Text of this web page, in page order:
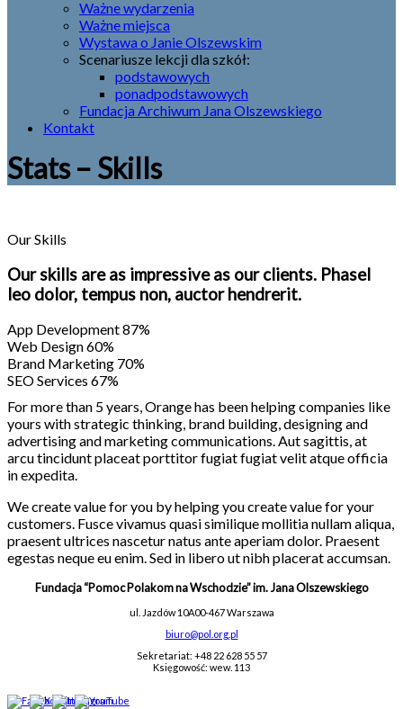
Ważne wydarzenia
Ważne miejsca
Wystawa o Janie Olszewskim
Scenariusze lekcji dla szkół:
podstawowych
ponadpodstawowych
Fundacja Archiwum Jana Olszewskiego
Kontakt
Stats – Skills
Our Skills
Our skills are as impressive as our clients. Phasel
leo dolor, tempus non, auctor hendrerit.
App Development 87%
Web Design 60%
Brand Marketing 70%
SEO Services 67%
For more than 5 years, Orange has been helping companies like
yours with strategic thinking, brand building, designing and
advertising and marketing communications. Aut sagittis, at
arcu tincidunt placeat porttitor fugiat fugiat velit atque officia
in expedita.
We create value for you by helping you create value for your
customers. Fusce vivamus quasi similique mollitia nullam aliqua,
praesent ultrices nascetur natus ante aperiam dolor. Praesent
egestas neque eu enim. Sed in libero ut nibh placerat accumsan.
Fundacja “Pomoc Polakom na Wschodzie” im. Jana Olszewskiego
ul. Jazdów 10A00-467 Warszawa
biuro@pol.org.pl
Sekretariat: +48 22 628 55 57
Księgowość: wew. 113